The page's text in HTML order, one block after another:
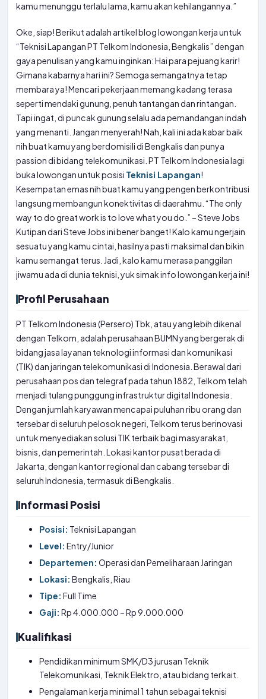
kamu menunggu terlalu lama, kamu akan kehilangannya.”
Oke, siap! Berikut adalah artikel blog lowongan kerja untuk
“Teknisi Lapangan PT Telkom Indonesia, Bengkalis” dengan
gaya penulisan yang kamu inginkan: Hai para pejuang karir!
Gimana kabarnya hari ini? Semoga semangatnya tetap
membara ya! Mencari pekerjaan memang kadang terasa
seperti mendaki gunung, penuh tantangan dan rintangan.
Tapi ingat, di puncak gunung selalu ada pemandangan indah
yang menanti. Jangan menyerah! Nah, kali ini ada kabar baik
nih buat kamu yang berdomisili di Bengkalis dan punya
passion di bidang telekomunikasi. PT Telkom Indonesia lagi
buka lowongan untuk posisi Teknisi Lapangan!
Kesempatan emas nih buat kamu yang pengen berkontribusi
langsung membangun konektivitas di daerahmu. “The only
way to do great work is to love what you do.” – Steve Jobs
Kutipan dari Steve Jobs ini bener banget! Kalo kamu ngerjain
sesuatu yang kamu cintai, hasilnya pasti maksimal dan bikin
kamu semangat terus. Jadi, kalo kamu merasa panggilan
jiwamu ada di dunia teknisi, yuk simak info lowongan kerja ini!
Profil Perusahaan
PT Telkom Indonesia (Persero) Tbk, atau yang lebih dikenal
dengan Telkom, adalah perusahaan BUMN yang bergerak di
bidang jasa layanan teknologi informasi dan komunikasi
(TIK) dan jaringan telekomunikasi di Indonesia. Berawal dari
perusahaan pos dan telegraf pada tahun 1882, Telkom telah
menjadi tulang punggung infrastruktur digital Indonesia.
Dengan jumlah karyawan mencapai puluhan ribu orang dan
tersebar di seluruh pelosok negeri, Telkom terus berinovasi
untuk menyediakan solusi TIK terbaik bagi masyarakat,
bisnis, dan pemerintah. Lokasi kantor pusat berada di
Jakarta, dengan kantor regional dan cabang tersebar di
seluruh Indonesia, termasuk di Bengkalis.
Informasi Posisi
Posisi: Teknisi Lapangan
Level: Entry/Junior
Departemen: Operasi dan Pemeliharaan Jaringan
Lokasi: Bengkalis, Riau
Tipe: Full Time
Gaji: Rp 4.000.000 – Rp 9.000.000
Kualifikasi
Pendidikan minimum SMK/D3 jurusan Teknik
Telekomunikasi, Teknik Elektro, atau bidang terkait.
Pengalaman kerja minimal 1 tahun sebagai teknisi